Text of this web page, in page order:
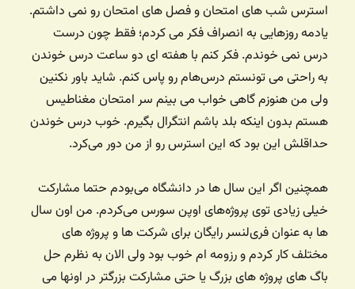
استرس شب های امتحان و فصل های امتحان رو نمی داشتم.
یادمه روزهایی به انصراف فکر می کردم؛ فقط چون درست
درس نمی خوندم. فکر کنم با هفته ای دو ساعت درس خوندن
به راحتی می تونستم درس‌هام رو پاس کنم. شاید باور نکنین
ولی من هنوزم گاهی خواب می بینم سر امتحان مغناطیس
هستم بدون اینکه بلد باشم انتگرال بگیرم. خوب درس خوندن
حداقلش این بود که این استرس رو از من دور می‌کرد.
همچنین اگر این سال ها در دانشگاه می‌بودم حتما مشارکت
خیلی زیادی توی پروژه‌های اوپن سورس می‌کردم. من اون سال
ها به عنوان فری‌لنسر رایگان برای شرکت ها و پروژه های
مختلف کار کردم و رزومه ام خوب بود ولی الان به نظرم حل
باگ های پروژه های بزرگ یا حتی مشارکت بزرگتر در اونها می